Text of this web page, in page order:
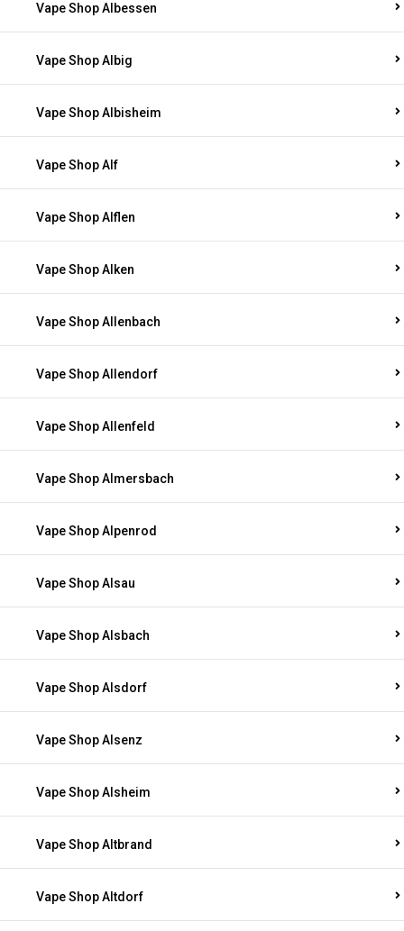
Vape Shop Albessen
Vape Shop Albig
Vape Shop Albisheim
Vape Shop Alf
Vape Shop Alflen
Vape Shop Alken
Vape Shop Allenbach
Vape Shop Allendorf
Vape Shop Allenfeld
Vape Shop Almersbach
Vape Shop Alpenrod
Vape Shop Alsau
Vape Shop Alsbach
Vape Shop Alsdorf
Vape Shop Alsenz
Vape Shop Alsheim
Vape Shop Altbrand
Vape Shop Altdorf